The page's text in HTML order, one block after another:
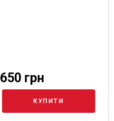
650 грн
КУПИТИ